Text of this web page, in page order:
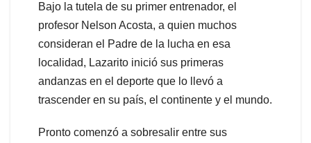
Bajo la tutela de su primer entrenador, el
profesor Nelson Acosta, a quien muchos
consideran el Padre de la lucha en esa
localidad, Lazarito inició sus primeras
andanzas en el deporte que lo llevó a
trascender en su país, el continente y el mundo.
Pronto comenzó a sobresalir entre sus